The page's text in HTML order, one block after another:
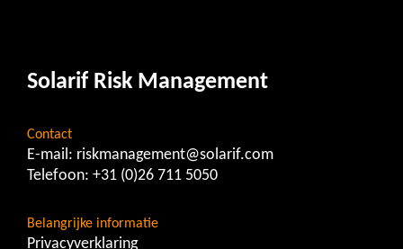
Solarif Risk Management
Contact
E-mail: riskmanagement@solarif.com
Telefoon: +31 (0)26 711 5050
Belangrijke informatie
Privacyverklaring